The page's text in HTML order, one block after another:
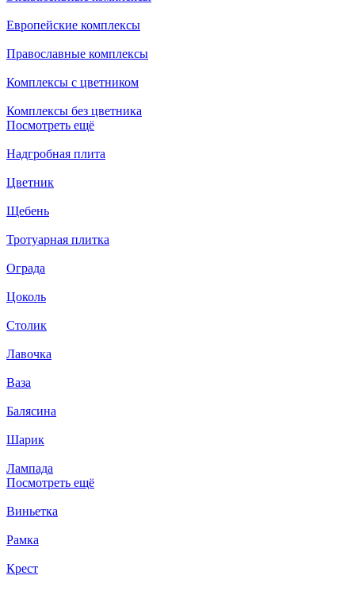
Европейские комплексы
Православные комплексы
Комплексы с цветником
Комплексы без цветника
Посмотреть ещё
Надгробная плита
Цветник
Щебень
Тротуарная плитка
Ограда
Цоколь
Столик
Лавочка
Ваза
Балясина
Шарик
Лампада
Посмотреть ещё
Виньетка
Рамка
Крест